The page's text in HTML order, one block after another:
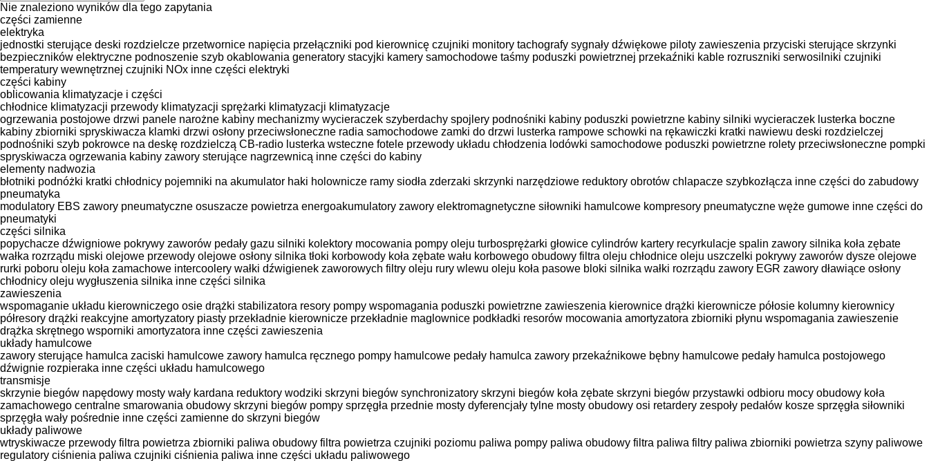
Nie znaleziono wyników dla tego zapytania
części zamienne
elektryka
jednostki sterujące deski rozdzielcze przetwornice napięcia przełączniki pod kierownicę czujniki monitory tachografy sygnały dźwiękowe piloty zawieszenia przyciski sterujące skrzynki
bezpieczników elektryczne podnoszenie szyb okablowania generatory stacyjki kamery samochodowe taśmy poduszki powietrznej przekaźniki kable rozruszniki serwosilniki czujniki
temperatury wewnętrznej czujniki NOx inne części elektryki
części kabiny
oblicowania klimatyzacje i części
chłodnice klimatyzacji przewody klimatyzacji sprężarki klimatyzacji klimatyzacje
ogrzewania postojowe drzwi panele narożne kabiny mechanizmy wycieraczek szyberdachy spojlery podnośniki kabiny poduszki powietrzne kabiny silniki wycieraczek lusterka boczne
kabiny zbiorniki spryskiwacza klamki drzwi osłony przeciwsłoneczne radia samochodowe zamki do drzwi lusterka rampowe schowki na rękawiczki kratki nawiewu deski rozdzielczej
podnośniki szyb pokrowce na deskę rozdzielczą CB-radio lusterka wsteczne fotele przewody układu chłodzenia lodówki samochodowe poduszki powietrzne rolety przeciwsłoneczne pompki
spryskiwacza ogrzewania kabiny zawory sterujące nagrzewnicą inne części do kabiny
elementy nadwozia
błotniki podnóżki kratki chłodnicy pojemniki na akumulator haki holownicze ramy siodła zderzaki skrzynki narzędziowe reduktory obrotów chlapacze szybkozłącza inne części do zabudowy
pneumatyka
modulatory EBS zawory pneumatyczne osuszacze powietrza energoakumulatory zawory elektromagnetyczne siłowniki hamulcowe kompresory pneumatyczne węże gumowe inne części do
pneumatyki
części silnika
popychacze dźwigniowe pokrywy zaworów pedały gazu silniki kolektory mocowania pompy oleju turbosprężarki głowice cylindrów kartery recyrkulacje spalin zawory silnika koła zębate
wałka rozrządu miski olejowe przewody olejowe osłony silnika tłoki korbowody koła zębate wału korbowego obudowy filtra oleju chłodnice oleju uszczelki pokrywy zaworów dysze olejowe
rurki poboru oleju koła zamachowe intercoolery wałki dźwigienek zaworowych filtry oleju rury wlewu oleju koła pasowe bloki silnika wałki rozrządu zawory EGR zawory dławiące osłony
chłodnicy oleju wygłuszenia silnika inne części silnika
zawieszenia
wspomaganie układu kierowniczego osie drążki stabilizatora resory pompy wspomagania poduszki powietrzne zawieszenia kierownice drążki kierownicze półosie kolumny kierownicy
półresory drążki reakcyjne amortyzatory piasty przekładnie kierownicze przekładnie maglownice podkładki resorów mocowania amortyzatora zbiorniki płynu wspomagania zawieszenie
drążka skrętnego wsporniki amortyzatora inne części zawieszenia
układy hamulcowe
zawory sterujące hamulca zaciski hamulcowe zawory hamulca ręcznego pompy hamulcowe pedały hamulca zawory przekaźnikowe bębny hamulcowe pedały hamulca postojowego
dźwignie rozpieraka inne części układu hamulcowego
transmisje
skrzynie biegów napędowy mosty wały kardana reduktory wodziki skrzyni biegów synchronizatory skrzyni biegów koła zębate skrzyni biegów przystawki odbioru mocy obudowy koła
zamachowego centralne smarowania obudowy skrzyni biegów pompy sprzęgła przednie mosty dyferencjały tylne mosty obudowy osi retardery zespoły pedałów kosze sprzęgła siłowniki
sprzęgła wały pośrednie inne części zamienne do skrzyni biegów
układy paliwowe
wtryskiwacze przewody filtra powietrza zbiorniki paliwa obudowy filtra powietrza czujniki poziomu paliwa pompy paliwa obudowy filtra paliwa filtry paliwa zbiorniki powietrza szyny paliwowe
regulatory ciśnienia paliwa czujniki ciśnienia paliwa inne części układu paliwowego